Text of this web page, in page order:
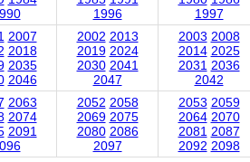
1996
1997
2007
2018
2035
2046
2002 2013
2019 2024
2030 2041
2047
2003 2008
2014 2025
2031 2036
2042
2063
2074
2091
2052 2058
2069 2075
2080 2086
2097
2053 2059
2064 2070
2081 2087
2092 2098